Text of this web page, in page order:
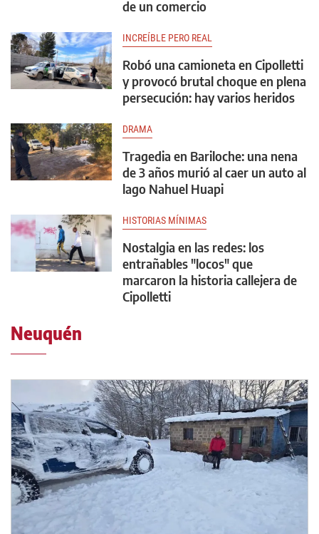
de un comercio
INCREÍBLE PERO REAL
Robó una camioneta en Cipolletti
y provocó brutal choque en plena
persecución: hay varios heridos
DRAMA
Tragedia en Bariloche: una nena
de 3 años murió al caer un auto al
lago Nahuel Huapi
HISTORIAS MÍNIMAS
Nostalgia en las redes: los
entrañables "locos" que
marcaron la historia callejera de
Cipolletti
Neuquén